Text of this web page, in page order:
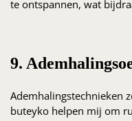
te ontspannen, wat
9.
Ademhalingstechnieken
buteyko helpen mij om